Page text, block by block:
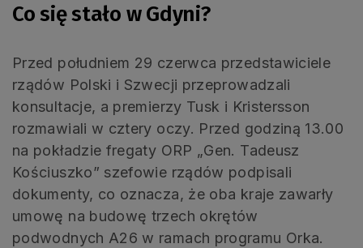
Co się stało w Gdyni?
Przed południem 29 czerwca przedstawiciele
rządów Polski i Szwecji przeprowadzali
konsultacje, a premierzy Tusk i Kristersson
rozmawiali w cztery oczy. Przed godziną 13.00
na pokładzie fregaty ORP „Gen. Tadeusz
Kościuszko” szefowie rządów podpisali
dokumenty, co oznacza, że oba kraje zawarły
umowę na budowę trzech okrętów
podwodnych A26 w ramach programu Orka.